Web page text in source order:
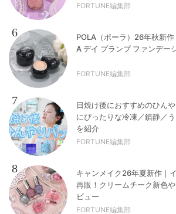
FORTUNE編集部
6
POLA（ポーラ）26年秋新
A デイ プランプ ファンデー
FORTUNE編集部
7
日焼け後におすすめのひん
にぴったりな冷凍／鎮静／
を紹介
FORTUNE編集部
8
キャンメイク26年夏新作｜
再販！クリームチーク新色
ビュー
FORTUNE編集部